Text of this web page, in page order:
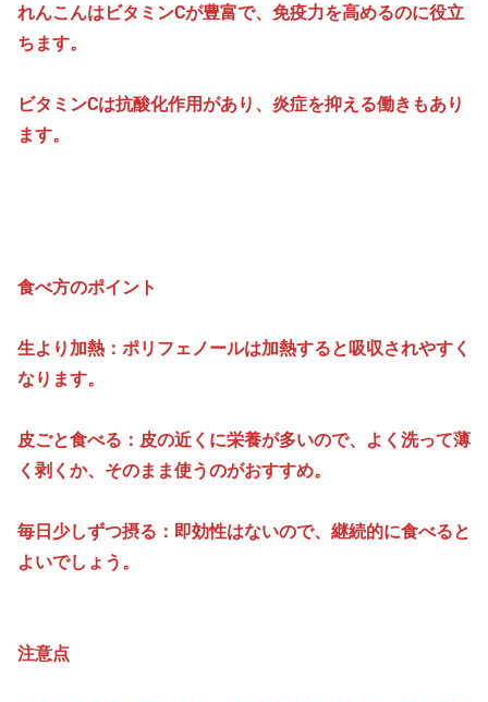
れんこんはビタミンCが豊富で、免疫力を高めるのに役立
ちます。
ビタミンCは抗酸化作用があり、炎症を抑える働きもあり
ます。
食べ方のポイント
生より加熱：ポリフェノールは加熱すると吸収されやすく
なります。
皮ごと食べる：皮の近くに栄養が多いので、よく洗って薄
く剥くか、そのまま使うのがおすすめ。
毎日少しずつ摂る：即効性はないので、継続的に食べると
よいでしょう。
注意点